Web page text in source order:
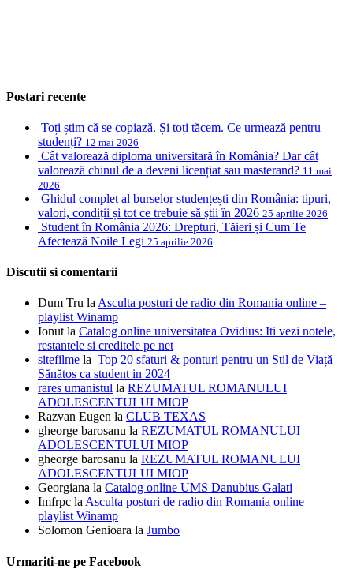
Postari recente
Toți știm că se copiază. Și toți tăcem. Ce urmează pentru
studenți? 12 mai 2026
Cât valorează diploma universitară în România? Dar cât
valorează chinul de a deveni licențiat sau masterand? 11 mai
2026
Ghidul complet al burselor studențești din România: tipuri,
valori, condiții și tot ce trebuie să știi în 2026 25 aprilie 2026
Student în România 2026: Drepturi, Tăieri și Cum Te
Afectează Noile Legi 25 aprilie 2026
Discutii si comentarii
Dum Tru laAsculta posturi de radio din Romania online –
playlist Winamp
Ionutla Catalog online universitatea Ovidius: Iti vezi notele,
restantele si creditele pe net
sitefilme la Top 20 sfaturi & ponturi pentru un Stil de Viață
Sănătos ca student in 2024
rares umanistul la REZUMATUL ROMANULUI
ADOLESCENTULUI MIOP
Razvan Eugen la CLUB TEXAS
gheorge barosanu la REZUMATUL ROMANULUI
ADOLESCENTULUI MIOP
gheorge barosanu la REZUMATUL ROMANULUI
ADOLESCENTULUI MIOP
Georgiana la Catalog online UMS Danubius Galati
Imfrpc laAsculta posturi de radio din Romania online –
playlist Winamp
Solomon Genioara la Jumbo
Urmariti-ne pe Facebook